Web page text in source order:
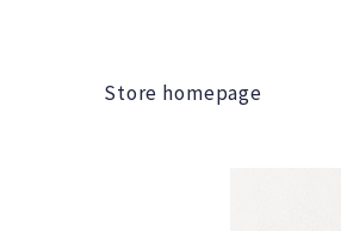
Store homepage